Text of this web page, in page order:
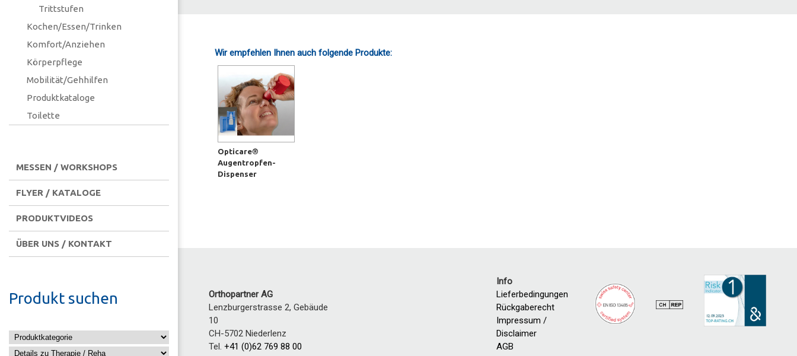
Trittstufen
Kochen/Essen/Trinken
Komfort/Anziehen
Körperpflege
Mobilität/Gehhilfen
Produktkataloge
Toilette
MESSEN / WORKSHOPS
FLYER / KATALOGE
PRODUKTVIDEOS
ÜBER UNS / KONTAKT
Produkt suchen
Wir empfehlen Ihnen auch folgende Produkte:
Opticare®
Augentropfen-
Dispenser
Orthopartner AG
Lenzburgerstrasse 2, Gebäude
10
CH-5702 Niederlenz
Tel.+41 (0)62 769 88 00
Info
Lieferbedingungen
Rückgaberecht
Impressum /
Disclaimer
AGB